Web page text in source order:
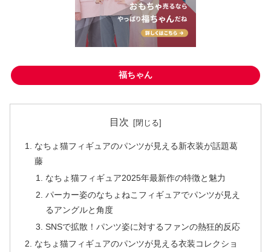
福ちゃん
目次
なちょ猫フィギュアのパンツが見える新衣装が話題葛
藤
なちょ猫フィギュア2025年最新作の特徴と魅力
パーカー姿のなちょねこフィギュアでパンツが見え
るアングルと角度
SNSで拡散！パンツ姿に対するファンの熱狂的反応
なちょ猫フィギュアのパンツが見える衣装コレクショ